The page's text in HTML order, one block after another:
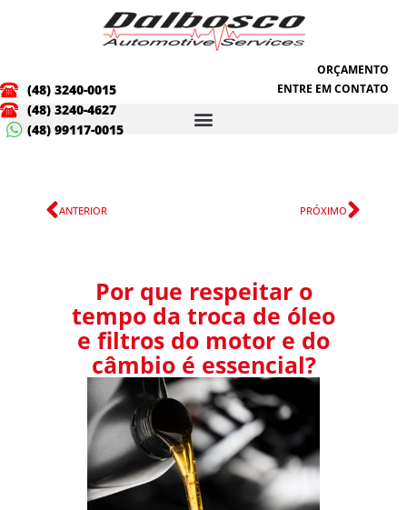
ORÇAMENTO
ENTRE EM CONTATO
(48) 3240-0015
(48) 3240-4627
(48) 99117-0015
Anterior
ANTERIOR PRÓXIMO
Por que respeitar o
tempo da troca de óleo
e filtros do motor e do
câmbio é essencial?